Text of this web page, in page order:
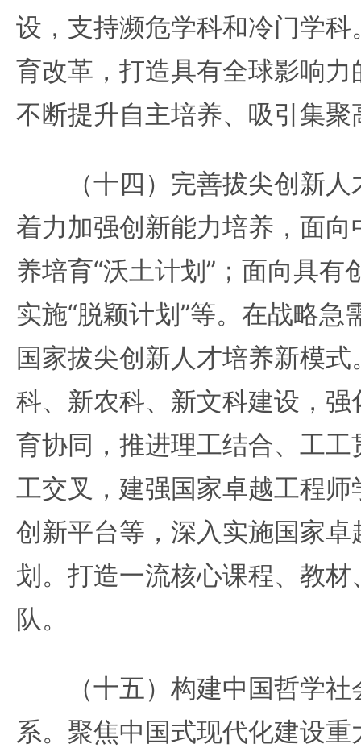
设，支持濒危学科和冷门学
育改革，打造具有全球影响
不断提升自主培养、吸引集
（十四）完善拔尖创新人
着力加强创新能力培养，面
养培育“沃土计划”；面向具有
实施“脱颖计划”等。在战略急
国家拔尖创新人才培养新模
科、新农科、新文科建设，
育协同，推进理工结合、工
工交叉，建强国家卓越工程
创新平台等，深入实施国家
划。打造一流核心课程、教
队。
（十五）构建中国哲学社
系。聚焦中国式现代化建设